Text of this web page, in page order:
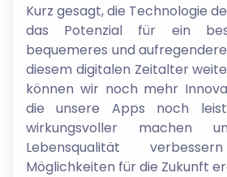
Kurz gesagt, die Technologie
das Potenzial für ein
bequemeres und
diesem digitalen Zeitalter
können wir noch mehr
die unsere Apps noch
wirkungsvoller machen
Lebensqualität
Möglichkeiten für die Zukunft